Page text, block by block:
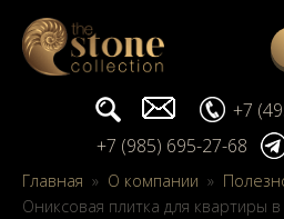
Поиск...
+7
+7 (985) 695-27-68
Главная » О компании »
Ониксовая плитка для квартиры